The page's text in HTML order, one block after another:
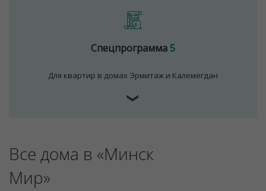
Спецпрограмма5
Для квартир в домах Эрмитаж и Калемегдан
❯
Все дома в «Минск
Мир»
Для обеспечения удобства пользователей сайта
используются cookies